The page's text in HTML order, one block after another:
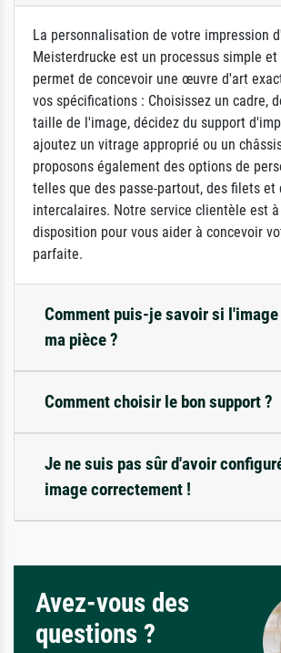
La personnalisation de votre impression
Meisterdrucke est un processus simple
permet de concevoir une œuvre d'art
vos spécifications : Choisissez un cadre,
taille de l'image, décidez du support
ajoutez un vitrage approprié ou un
proposons également des options de
telles que des passe-partout, des filets et
intercalaires. Notre service clientèle est
disposition pour vous aider à concevoir
parfaite.
Comment puis-je savoir si
ma pièce ?
Comment choisir le bon support ?
Je ne suis pas sûr d'avoir
image correctement !
Avez-vous des
questions ?